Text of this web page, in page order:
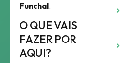
Funchal.
O QUE VAIS
FAZER POR
AQUI?